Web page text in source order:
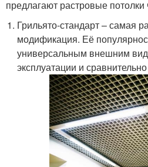
предлагают растровые потолки
Грильято-стандарт – самая
модификация. Её
универсальным внешним
эксплуатации и